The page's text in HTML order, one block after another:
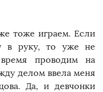
тоже играем. Если
в руку, то уже не
проводим на
делом ввела меня
Да, и девчонки